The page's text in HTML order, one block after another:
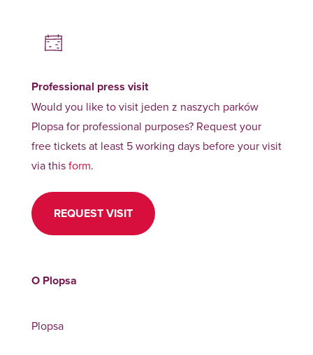
Professional press visit
Would you like to visit jeden z naszych parków
Plopsa for professional purposes? Request your
free tickets at least 5 working days before your visit
via thisform.
REQUEST VISIT
O Plopsa
Plopsa